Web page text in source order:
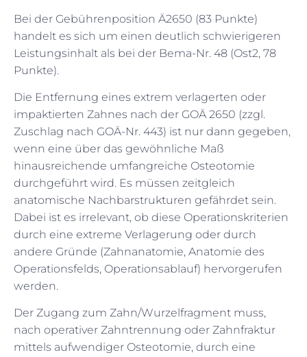
Bei der Gebührenposition Ä2650 (83 Punkte)
handelt es sich um einen deutlich schwierigeren
Leistungsinhalt als bei der Bema-Nr. 48 (Ost2, 78
Punkte).
Die Entfernung eines extrem verlagerten oder
impaktierten Zahnes nach der GOÄ 2650 (zzgl.
Zuschlag nach GOÄ-Nr. 443) ist nur dann gegeben,
wenn eine über das gewöhnliche Maß
hinausreichende umfangreiche Osteotomie
durchgeführt wird. Es müssen zeitgleich
anatomische Nachbarstrukturen gefährdet sein.
Dabei ist es irrelevant, ob diese Operationskriterien
durch eine extreme Verlagerung oder durch
andere Gründe (Zahnanatomie, Anatomie des
Operationsfelds, Operationsablauf) hervorgerufen
werden.
Der Zugang zum Zahn/Wurzelfragment muss,
nach operativer Zahntrennung oder Zahnfraktur
mittels aufwendiger Osteotomie, durch eine